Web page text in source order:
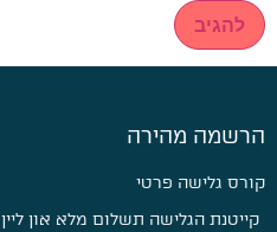
הרשמה מהירה
קורס גלישה פרטי
קייטנת הגלישה תשלום מלא און ליין